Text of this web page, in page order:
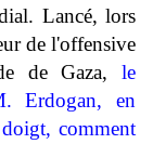
Lancé, lors
de l'offensive
de Gaza, le
Erdogan, en
comment